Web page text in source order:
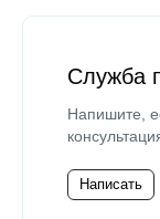
Служба
Напишите,
Написать